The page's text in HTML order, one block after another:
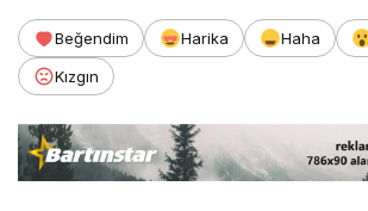
Beğendim Harika Haha
Kızgın